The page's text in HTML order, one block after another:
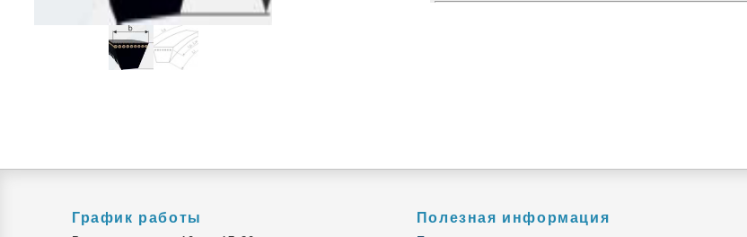
График работы Полезная информация